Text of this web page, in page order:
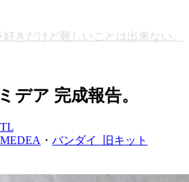
きだけど難しいことは出来ない。
デア 完成報告。
・ バンダイ_旧キット